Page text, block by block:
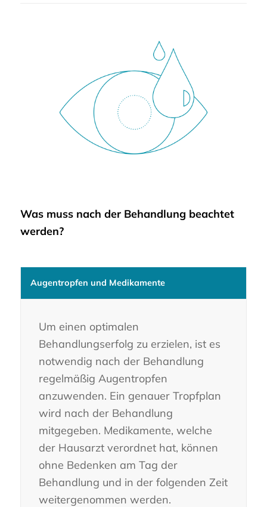
Was muss nach der Behandlung beachtet
werden?
Augentropfen und Medikamente
Um einen optimalen
Behandlungserfolg zu erzielen, ist es
notwendig nach der Behandlung
regelmäßig Augentropfen
anzuwenden. Ein genauer Tropfplan
wird nach der Behandlung
mitgegeben. Medikamente, welche
der Hausarzt verordnet hat, können
ohne Bedenken am Tag der
Behandlung und in der folgenden Zeit
weitergenommen werden.